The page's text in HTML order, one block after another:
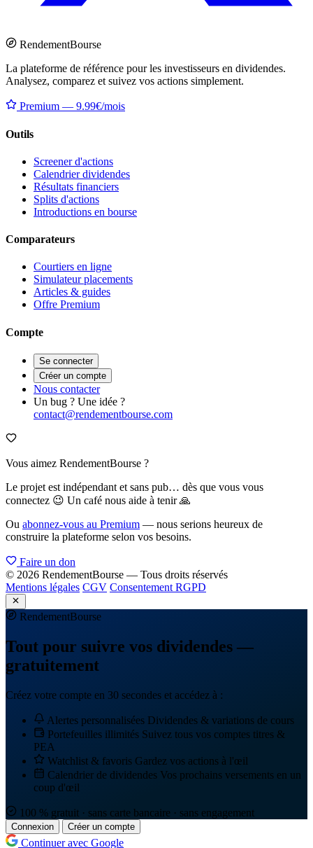
RendementBourse
La plateforme de référence pour les investisseurs en dividendes.
Analysez, comparez et suivez vos actions simplement.
Premium — 9.99€/mois
Outils
Screener d'actions
Calendrier dividendes
Résultats financiers
Splits d'actions
Introductions en bourse
Comparateurs
Courtiers en ligne
Simulateur placements
Articles & guides
Offre Premium
Compte
Se connecter
Créer un compte
Nous contacter
Un bug ? Une idée ?
contact@rendementbourse.com
Vous aimez RendementBourse ?
Le projet est indépendant et sans pub… dès que vous vous
connectez 😉 Un café nous aide à tenir 🙏
Ou abonnez-vous au Premium — nous serions heureux de
construire la plateforme selon vos besoins.
Faire un don
© 2026 RendementBourse — Tous droits réservés
Mentions légales CGV Consentement RGPD
RendementBourse
Tout pour suivre vos dividendes —
gratuitement
Créez votre compte en 30 secondes et accédez à :
Alertes personnalisées Dividendes & variations de cours
Portefeuilles illimités Suivez tous vos comptes titres &
PEA
Watchlist & favoris Gardez vos actions à l'œil
Calendrier de dividendes Vos prochains versements en un
coup d'œil
100 % gratuit · sans carte bancaire · sans engagement
Connexion Créer un compte
Continuer avec Google